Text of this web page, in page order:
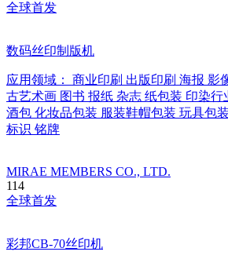
全球首发
数码丝印制版机
应用领域： 商业印刷 出版印刷 海报 影
古艺术画 图书 报纸 杂志 纸包装 印染行
酒包 化妆品包装 服装鞋帽包装 玩具包装
标识 铭牌
MIRAE MEMBERS CO., LTD.
114
全球首发
彩邦CB-70丝印机